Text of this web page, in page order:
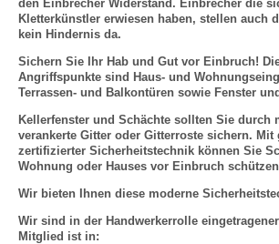
den Einbrecher Widerstand. Einbrecher die
Kletterkünstler erwiesen haben, stellen auch
kein Hindernis da.
Sichern Sie Ihr Hab und Gut vor Einbruch!
Angriffspunkte sind Haus- und
Terrassen- und Balkontüren sowie Fenster
Kellerfenster und Schächte sollten Sie durch
verankerte Gitter oder Gitterroste sichern. Mit
zertifizierter Sicherheitstechnik können Sie
Wohnung oder Hauses vor Einbruch
Wir bieten Ihnen diese moderne
Wir sind in der Handwerkerrolle
Mitglied ist in: